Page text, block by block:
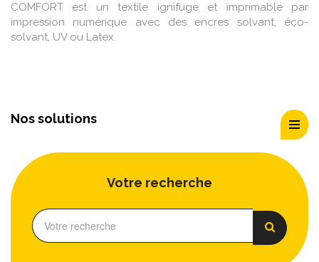
COMFORT est un textile ignifuge et imprimable par
impression numérique avec des encres solvant, éco-
solvant, UV ou Latex.
Nos solutions
Votre recherche